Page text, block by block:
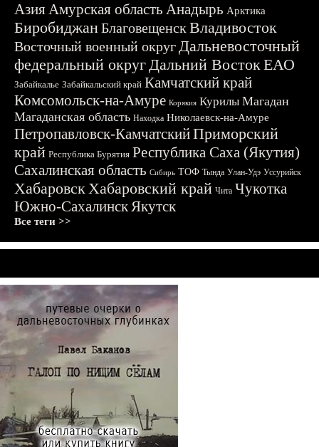
АзияАмурская область Анадырь Арктика
БиробиджанБлаговещенскВладивосток
Восточный военный округДальневосточный
федеральный округДальний ВостокЕАО
Забайкалье Забайкальский край Камчатский край
Комсомольск-на-Амуре Корякия Курилы Магадан
Магаданская область Находка Николаевск-на-Амуре
Петропавловск-КамчатскийПриморский
край Республика Бурятия Республика Саха (Якутия)
Сахалинская область Сибирь ТОФ Тында Улан-Удэ Уссурийск
ХабаровскХабаровский край Чита Чукотка
Южно-СахалинскЯкутск
Все теги >>